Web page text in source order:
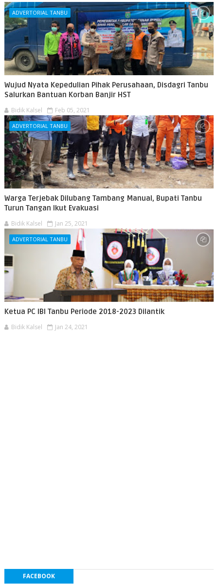
ADVERTORIAL TANBU
Wujud Nyata Kepedulian Pihak Perusahaan, Disdagri Tanbu
Salurkan Bantuan Korban Banjir HST
Bidik Kalsel Feb 05, 2021
ADVERTORIAL TANBU
Warga Terjebak Dilubang Tambang Manual, Bupati Tanbu
Turun Tangan Ikut Evakuasi
Bidik Kalsel Jan 25, 2021
ADVERTORIAL TANBU
Ketua PC IBI Tanbu Periode 2018-2023 Dilantik
Bidik Kalsel Jan 24, 2021
FACEBOOK